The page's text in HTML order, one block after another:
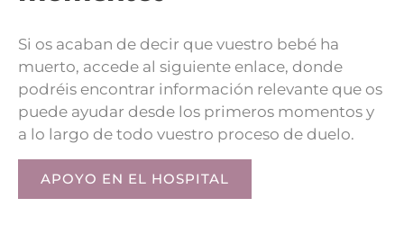
Si os acaban de decir que vuestro bebé ha
muerto, accede al siguiente enlace, donde
podréis encontrar información relevante que os
puede ayudar desde los primeros momentos y
a lo largo de todo vuestro proceso de duelo.
APOYO EN EL HOSPITAL